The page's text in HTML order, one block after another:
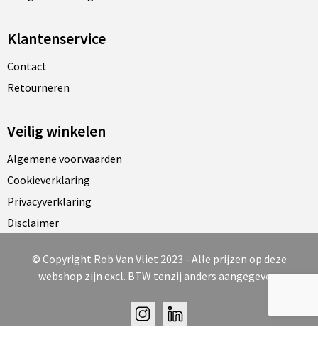
Klantenservice
Contact
Retourneren
Veilig winkelen
Algemene voorwaarden
Cookieverklaring
Privacyverklaring
Disclaimer
© Copyright Rob Van Vliet 2023 - Alle prijzen op deze
webshop zijn excl. BTW tenzij anders aangegeven.